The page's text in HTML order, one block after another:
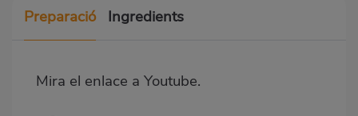
Preparació Ingredients
Mira el enlace a Youtube.